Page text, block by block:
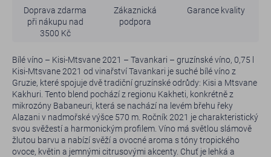
Doprava zdarma
při nákupu nad
3500 Kč
Zákaznická
podpora
Garance kvality
Bílé víno – Kisi-Mtsvane 2021 – Tavankari – gruzínské víno, 0,75 l
Kisi-Mtsvane 2021 od vinařství Tavankari je suché bílé víno z
Gruzie, které spojuje dvě tradiční gruzínské odrůdy: Kisi a Mtsvane
Kakhuri. Tento blend pochází z regionu Kakheti, konkrétně z
mikrozóny Babaneuri, která se nachází na levém břehu řeky
Alazani v nadmořské výšce 570 m. Ročník 2021 je charakteristický
svou svěžestí a harmonickým profilem. Víno má světlou slámově
žlutou barvu a nabízí svěží a ovocné aroma s tóny tropického
ovoce, květin a jemnými citrusovými akcenty. Chuť je lehká a